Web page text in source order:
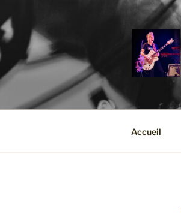
au
contenu
principal
Accueil